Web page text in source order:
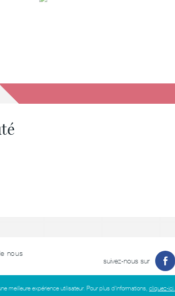
nous
suivez-nous sur
meilleure expérience utilisateur. Pour plus d'informations, cliquez-ici.